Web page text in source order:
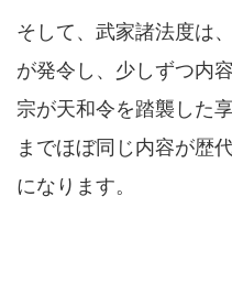
そして、武家諸法度は
が発令し、少しずつ内
宗が天和令を踏襲した
までほぼ同じ内容が歴
になります。